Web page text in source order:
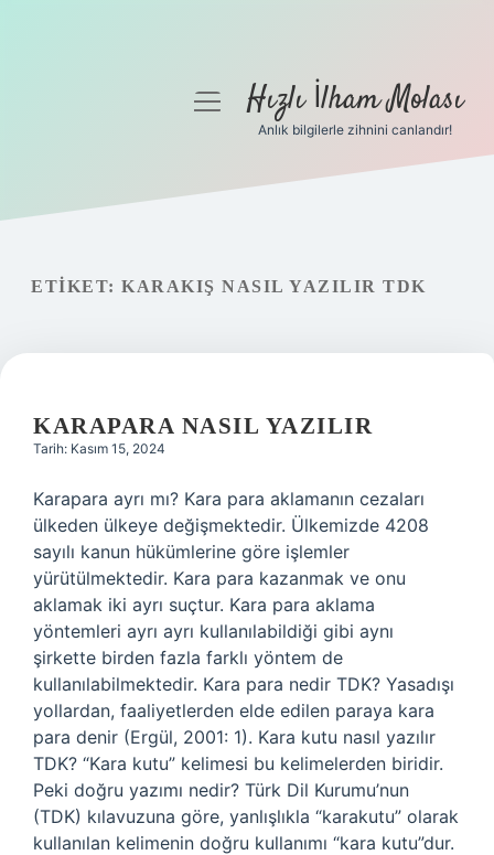
Gizlilik Politikası
menüyüHızlı İlham Molası
Anlık bilgilerle zihnini canlandır!
ETIKET: KARAKIŞ NASIL YAZILIR TDK
KARAPARA NASIL YAZILIR
Tarih: Kasım 15, 2024
Karapara ayrı mı? Kara para aklamanın cezaları
ülkeden ülkeye değişmektedir. Ülkemizde 4208
sayılı kanun hükümlerine göre işlemler
yürütülmektedir. Kara para kazanmak ve onu
aklamak iki ayrı suçtur. Kara para aklama
yöntemleri ayrı ayrı kullanılabildiği gibi aynı
şirkette birden fazla farklı yöntem de
kullanılabilmektedir. Kara para nedir TDK? Yasadışı
yollardan, faaliyetlerden elde edilen paraya kara
para denir (Ergül, 2001: 1). Kara kutu nasıl yazılır
TDK? “Kara kutu” kelimesi bu kelimelerden biridir.
Peki doğru yazımı nedir? Türk Dil Kurumu’nun
(TDK) kılavuzuna göre, yanlışlıkla “karakutu” olarak
kullanılan kelimenin doğru kullanımı “kara kutu”dur.